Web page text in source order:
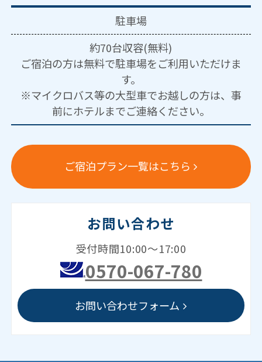
駐車場
約70台収容(無料)
ご宿泊の方は無料で駐車場をご利用いただけま
す。
※マイクロバス等の大型車でお越しの方は、事
前にホテルまでご連絡ください。
ご宿泊プラン一覧はこちら
お問い合わせ
受付時間10:00～17:00
0570-067-780
お問い合わせフォーム